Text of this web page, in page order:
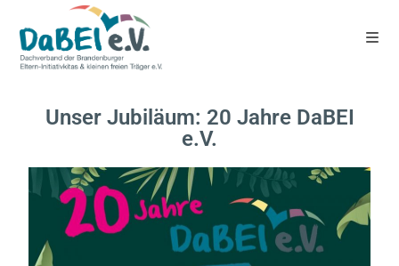
Unser Jubiläum: 20 Jahre DaBEI
e.V.